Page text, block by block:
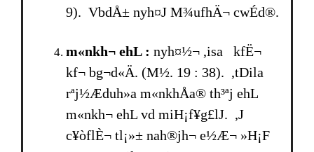
9). VbdÅ± nyh¤J M¾ufhÄ¬ cwÉd®.
m«nkh¬ ehL : nyh¤½¬ ,isa kfË¬
kf¬ bg¬d«Ä. (M½. 19 : 38). ,tDila
rªj½Æduh»a m«nkhÅa® th³ªj ehL
m«nkh¬ ehL vd miH¡f¥g£lJ. ,J
c¥òflÈ¬ tl¡»± nah®jh¬ e½Æ¬ »H¡F